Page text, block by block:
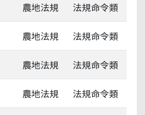
農地法規 法規命令類
農地法規 法規命令類
農地法規 法規命令類
農地法規 法規命令類